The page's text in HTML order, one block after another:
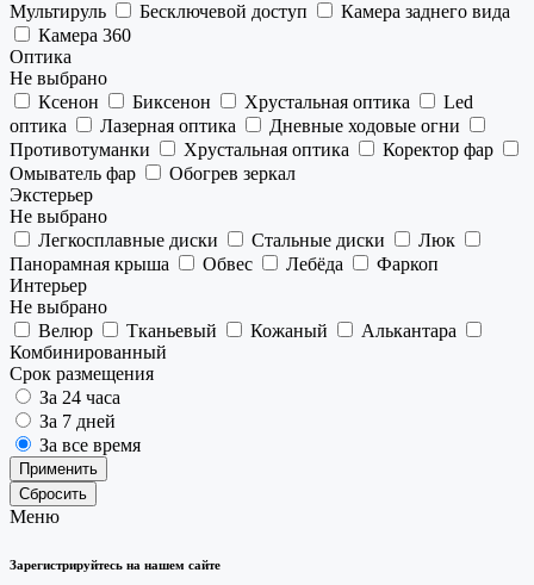
Мультируль
Бесключевой доступ
Камера заднего вида
Камера 360
Оптика
Не выбрано
Ксенон
Биксенон Хрустальная оптика
Led
оптика
Лазерная оптика
Дневные ходовые огни
Противотуманки
Хрустальная оптика
Коректор фар
Омыватель фар
Обогрев зеркал
Экстерьер
Не выбрано
Легкосплавные диски
Стальные диски
Люк
Панорамная крыша
Обвес Лебёда
Фаркоп
Интерьер
Не выбрано
Велюр
Тканьевый Кожаный
Алькантара
Комбинированный
Срок размещения
За 24 часа
За 7 дней
За все время
Применить
Сбросить
Меню
Зарегистрируйтесь на нашем сайте